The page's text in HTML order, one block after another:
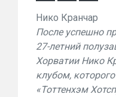
Нико Кранчар
После успешно
27-летний
Хорватии Нико
клубом,
«Тоттенхэм